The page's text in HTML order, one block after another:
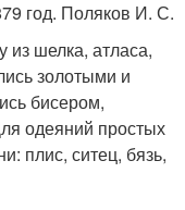
год. Поляков И. С.
шелка, атласа,
золотыми и
бисером,
одеяний простых
плис, ситец, бязь,